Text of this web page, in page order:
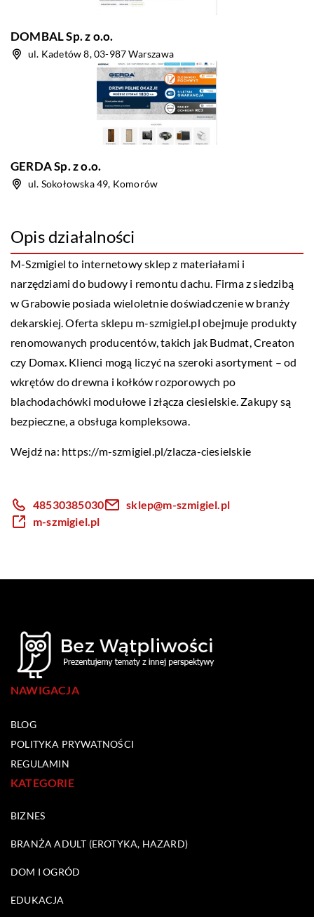
DOMBAL Sp. z o.o.
ul. Kadetów 8, 03-987 Warszawa
GERDA Sp. z o.o.
ul. Sokołowska 49, Komorów
Opis działalności
M-Szmigiel to internetowy sklep z materiałami i
narzędziami do budowy i remontu dachu. Firma z siedzibą
w Grabowie posiada wieloletnie doświadczenie w branży
dekarskiej. Oferta sklepu m-szmigiel.pl obejmuje produkty
renomowanych producentów, takich jak Budmat, Creaton
czy Domax. Klienci mogą liczyć na szeroki asortyment – od
wkrętów do drewna i kołków rozporowych po
blachodachówki modułowe i złącza ciesielskie. Zakupy są
bezpieczne, a obsługa kompleksowa.
Wejdź na: https://m-szmigiel.pl/zlacza-ciesielskie
48530385030
sklep@m-szmigiel.pl
m-szmigiel.pl
NAWIGACJA
BLOG
POLITYKA PRYWATNOŚCI
REGULAMIN
KATEGORIE
BIZNES
BRANŻA ADULT (EROTYKA, HAZARD)
DOM I OGRÓD
EDUKACJA